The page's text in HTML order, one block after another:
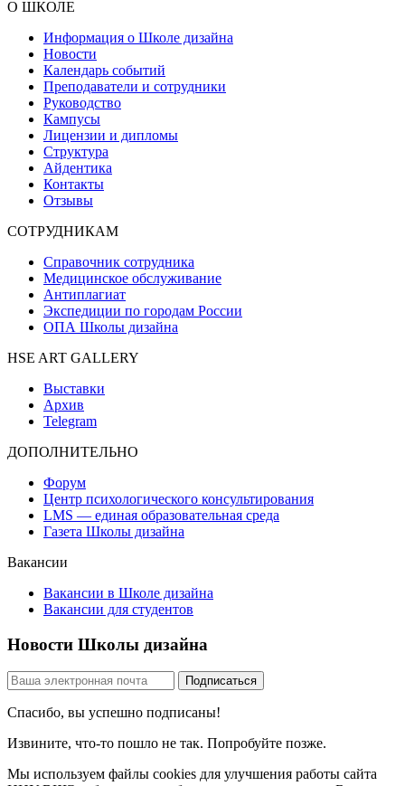
О ШКОЛЕ
Информация о Школе дизайна
Новости
Календарь событий
Преподаватели и сотрудники
Руководство
Кампусы
Лицензии и дипломы
Структура
Айдентика
Контакты
Отзывы
СОТРУДНИКАМ
Справочник сотрудника
Медицинское обслуживание
Антиплагиат
Экспедиции по городам России
ОПА Школы дизайна
HSE ART GALLERY
Выставки
Архив
Telegram
ДОПОЛНИТЕЛЬНО
Форум
Центр психологического консультирования
LMS — единая образовательная среда
Газета Школы дизайна
Вакансии
Вакансии в Школе дизайна
Вакансии для студентов
Новости Школы дизайна
Спасибо, вы успешно подписаны!
Извините, что-то пошло не так. Попробуйте позже.
Мы используем файлы cookies для улучшения работы сайта